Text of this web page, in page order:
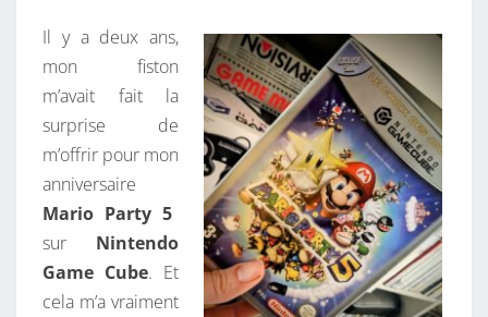
E
E
K
–
M
A
J
2
0
2
Il y a deux ans,
mon fiston
m’avait fait la
surprise de
m’offrir pour mon
anniversaire
Mario Party 5
sur Nintendo
Game Cube. Et
cela m’a vraiment